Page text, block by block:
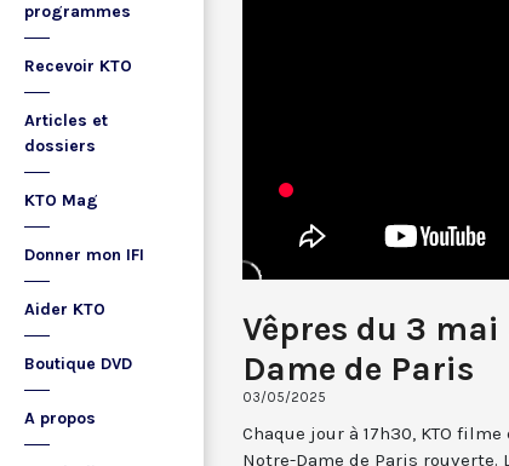
programmes
Recevoir KTO
Articles et
dossiers
KTO Mag
Donner mon IFI
Aider KTO
Boutique DVD
A propos
Vêpres du 3
Dame de Paris
03/05/2025
Chaque jour à 17h30, KTO
Notre-Dame de Paris rouverte.